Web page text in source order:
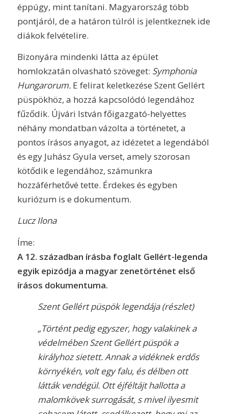
éppúgy, mint tanítani. Magyarország több
pontjáról, de a határon túlról is jelentkeznek ide
diákok felvételire.
Bizonyára mindenki látta az épület
homlokzatán olvasható szöveget: Symphonia
Hungarorum. E felirat keletkezése Szent Gellért
püspökhöz, a hozzá kapcsolódó legendához
fűződik. Újvári István főigazgató-helyettes
néhány mondatban vázolta a történetet, a
pontos írásos anyagot, az idézetet a legendából
és egy Juhász Gyula verset, amely szorosan
kötődik e legendához, számunkra
hozzáférhetővé tette. Érdekes és egyben
kuriózum is e dokumentum.
Lucz Ilona
Íme:
A 12. században írásba foglalt Gellért-legenda
egyik epizódja a magyar zenetörténet első
írásos dokumentuma.
Szent Gellért püspök legendája (részlet)
„Történt pedig egyszer, hogy valakinek a
védelmében Szent Gellért püspök a
királyhoz sietett. Annak a vidéknek erdős
környékén, volt egy falu, és délben ott
látták vendégül. Ott éjféltájt hallotta a
malomkövek surrogását, s mivel ilyesmit